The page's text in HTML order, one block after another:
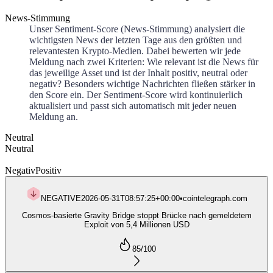
News-Stimmung
Unser Sentiment-Score (News-Stimmung) analysiert die
wichtigsten News der letzten Tage aus den größten und
relevantesten Krypto-Medien. Dabei bewerten wir jede
Meldung nach zwei Kriterien: Wie relevant ist die News für
das jeweilige Asset und ist der Inhalt positiv, neutral oder
negativ? Besonders wichtige Nachrichten fließen stärker in
den Score ein. Der Sentiment-Score wird kontinuierlich
aktualisiert und passt sich automatisch mit jeder neuen
Meldung an.
Neutral
Neutral
NegativPositiv
NEGATIVE2026-05-31T08:57:25+00:00•cointelegraph.com
Cosmos-basierte Gravity Bridge stoppt Brücke nach gemeldetem
Exploit von 5,4 Millionen USD
85/100